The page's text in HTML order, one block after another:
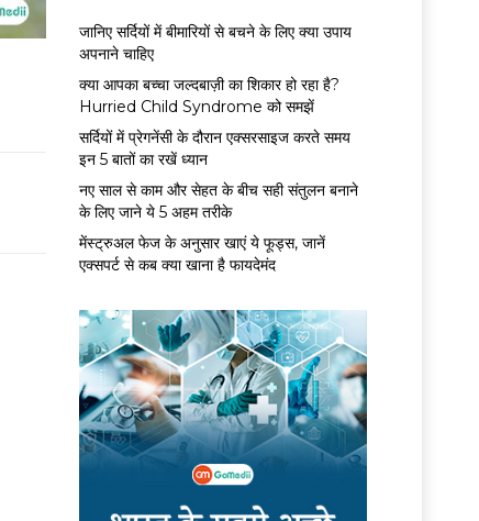
जानिए सर्दियों में बीमारियों से बचने के लिए क्या उपाय
अपनाने चाहिए
क्या आपका बच्चा जल्दबाज़ी का शिकार हो रहा है?
Hurried Child Syndrome को समझें
सर्द‍ियों में प्रेगनेंसी के दौरान एक्सरसाइज करते समय
इन 5 बातों का रखें ध्यान
नए साल से काम और सेहत के बीच सही संतुलन बनाने
के लिए जाने ये 5 अहम तरीके
मेंस्ट्रुअल फेज के अनुसार खाएं ये फूड्स, जानें
एक्सपर्ट से कब क्या खाना है फायदेमंद